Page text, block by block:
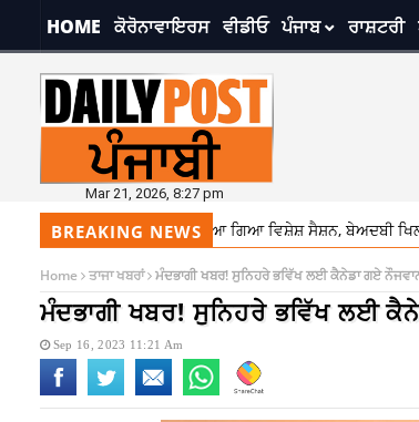
HOME ਕੋਰੋਨਾਵਾਇਰਸ ਵੀਡੀਓ ਪੰਜਾਬ ਰਾਸ਼ਟਰੀ
Mar 21, 2026, 8:27 pm
BREAKING NEWS
ਸਭਾ ਦਾ ਬੁਲਾਇਆ ਗਿਆ ਵਿਸ਼ੇਸ਼ ਸੈਸ਼ਨ, ਬੇਅਦਬੀ ਖਿਲਾਫ਼ ਲਿਆਂਦਾ
Home ਤਾਜਾ ਖਬਰਾਂ ਮੰਦਭਾਗੀ ਖਬਰ! ਸੁਨਿਹਰੇ ਭਵਿੱਖ ਲਈ ਕੈਨੇਡਾ ਗਏ
ਮੰਦਭਾਗੀ ਖਬਰ! ਸੁਨਿਹਰੇ ਭਵਿੱਖ ਲਈ
Sep 16, 2023 11:21 Am